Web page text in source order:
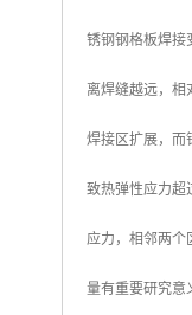
锈钢钢格板焊接
离焊缝越远，相
焊接区扩展，而
致热弹性应力超
应力，相邻两个
量有重要研究意